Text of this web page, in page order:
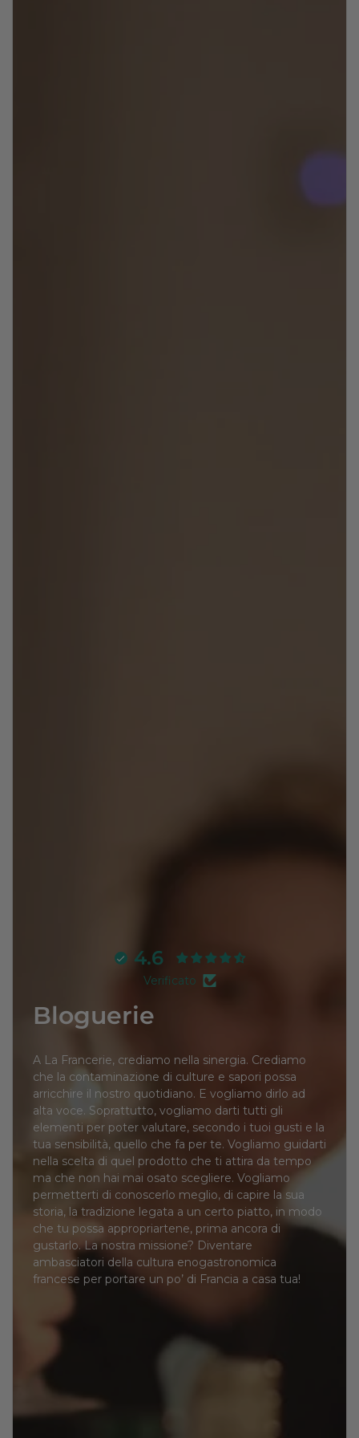
4.6
Verificato
Bloguerie
A La Francerie, crediamo nella sinergia. Crediamo
che la contaminazione di culture e sapori possa
arricchire il nostro quotidiano. E vogliamo dirlo ad
alta voce. Soprattutto, vogliamo darti tutti gli
elementi per poter valutare, secondo i tuoi gusti e la
tua sensibilità, quello che fa per te. Vogliamo guidarti
nella scelta di quel prodotto che ti attira da tempo
ma che non hai mai osato scegliere. Vogliamo
permetterti di conoscerlo meglio, di capire la sua
storia, la tradizione legata a un certo piatto, in modo
che tu possa appropriartene, prima ancora di
gustarlo. La nostra missione? Diventare
ambasciatori della cultura enogastronomica
francese per portare un po’ di Francia a casa tua!